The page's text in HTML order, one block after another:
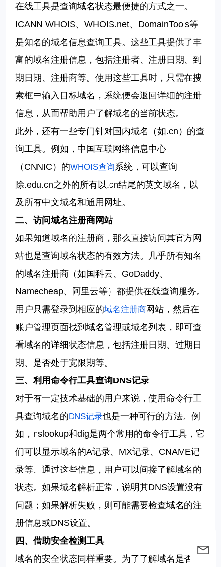
在线工具是查询域名状态最便捷的方式之一。
ICANN WHOIS、WHOIS.net、 DomainTools等
是知名的域名信息查询工具。这些工具提供了丰
富的域名注册信息，包括注册者、注册日期、到
期日期、注册商等。使用这些工具时，只需在搜
索框中输入目标域名，系统便会返回详细的注册
信息，从而帮助用户了解域名的当前状态。
此外，还有一些专门针对国内域名（如.cn ）的查
询工具。例如，中国互联网络信息中心
（ CNNIC ）的WHOIS查询系统，可以查询
除.edu.cn之外的所有以.cn结尾的英文域名，以
及所有中文域名和通用网址。
二、访问域名注册商网站
如果知道域名的注册商，那么直接访问其官方网
站也是查询域名状态的有效方法。几乎所有知名
的域名注册商（如国科云、 GoDaddy、
Namecheap、阿里云等）都提供在线查询服务。
用户只需登录到相应的域名注册商网站，然后在
账户管理页面找到域名管理或域名列表，即可查
看域名的详细状态信息，包括注册日期、过期日
期、是否处于宽限期等。
三、利用命令行工具查询DNS记录
对于有一定技术基础的用户来说，使用命令行工
具查询域名的DNS记录也是一种可行的方法。例
如， nslookup和dig是两个常用的命令行工具，它
们可以显示域名的A记录、 MX记录、 CNAME记
录等。通过这些信息，用户可以间接了解域名的
状态。如果域名解析正常，说明其DNS设置没有
问题；如果解析失败，则可能需要检查域名的注
册信息或DNS设置。
四、借助安全检测工具
域名的安全状态同样重要。为了了解域名是否被